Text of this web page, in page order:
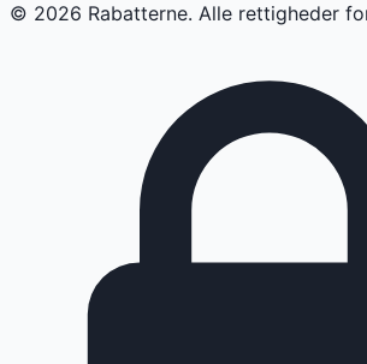
© 2026 Rabatterne. Alle rettigheder